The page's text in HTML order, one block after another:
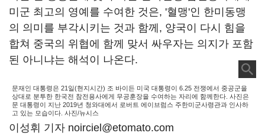
미군 최고의 영예를 수여한 것은, '혈맹'인 한미동맹
의 의미를 부각시키는 것과 함께, 양국이 다시 힘을
합쳐 중국의 위협에 함께 맞서 싸우자는 의지가 포함
된 아니냐는 해석이 나온다.
문재인 대통령은 21일(현지시간) 조 바이든 미국 대통령이 6.25 전쟁에서 중공군을
상대로 분투한 한국전 참전용사에게 무공훈장을 수여하는 자리에 함께한다. 사진은
문 대통령이 지난 2019년 청와대에서 로버트 에이브럼스 주한미군사령관과 인사하
고 있는 모습이다. 사진/뉴시스
이성휘 기자 noirciel@etomato.com